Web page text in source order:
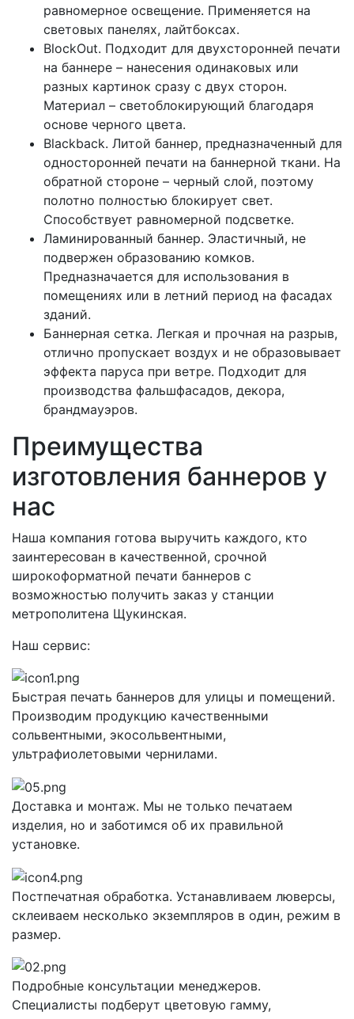
равномерное освещение. Применяется на
световых панелях, лайтбоксах.
BlockOut. Подходит для двухсторонней печати
на баннере – нанесения одинаковых или
разных картинок сразу с двух сторон.
Материал – светоблокирующий благодаря
основе черного цвета.
Blackback. Литой баннер, предназначенный для
односторонней печати на баннерной ткани. На
обратной стороне – черный слой, поэтому
полотно полностью блокирует свет.
Способствует равномерной подсветке.
Ламинированный баннер. Эластичный, не
подвержен образованию комков.
Предназначается для использования в
помещениях или в летний период на фасадах
зданий.
Баннерная сетка. Легкая и прочная на разрыв,
отлично пропускает воздух и не образовывает
эффекта паруса при ветре. Подходит для
производства фальшфасадов, декора,
брандмауэров.
Преимущества
изготовления баннеров у
нас
Наша компания готова выручить каждого, кто
заинтересован в качественной, срочной
широкоформатной печати баннеров с
возможностью получить заказ у станции
метрополитена Щукинская.
Наш сервис:
Быстрая печать баннеров для улицы и помещений.
Производим продукцию качественными
сольвентными, экосольвентными,
ультрафиолетовыми чернилами.
Доставка и монтаж. Мы не только печатаем
изделия, но и заботимся об их правильной
установке.
Постпечатная обработка. Устанавливаем люверсы,
склеиваем несколько экземпляров в один, режим в
размер.
Подробные консультации менеджеров.
Специалисты подберут цветовую гамму,